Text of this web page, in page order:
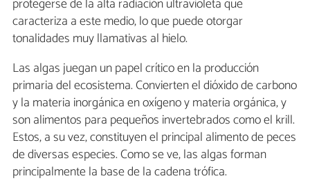
caracteriza a este medio, lo que puede otorgar
tonalidades muy llamativas al hielo.
Las algas juegan un papel crítico en la producción
primaria del ecosistema. Convierten el dióxido de carbono
y la materia inorgánica en oxígeno y materia orgánica, y
son alimentos para pequeños invertebrados como el krill.
Estos, a su vez, constituyen el principal alimento de peces
de diversas especies. Como se ve, las algas forman
principalmente la base de la cadena trófica.